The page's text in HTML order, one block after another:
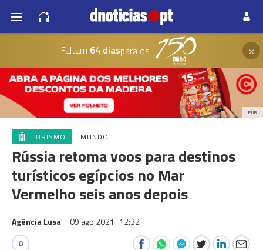
Faltam 64 diaspara os ×
PUB
TURISMO MUNDO
Rússia retoma voos para destinos
turísticos egípcios no Mar
Vermelho seis anos depois
Agência Lusa 09 ago 2021 12:32
0